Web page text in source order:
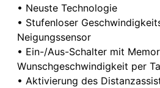
• Neuste Technologie
• Stufenloser
Neigungssensor
• Ein-/Aus-Schalter mit
Wunschgeschwindigkeit per
• Aktivierung des